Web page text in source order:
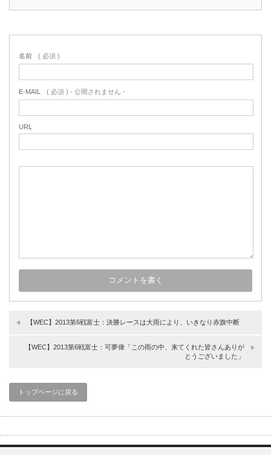
名前 ( 必須 )
E-MAIL ( 必須 ) - 公開されません -
URL
【WEC】2013第6戦富士：決勝レースは大雨により、いきなり赤旗中断
【WEC】2013第6戦富士：可夢偉「この雨の中、来てくれた皆さんありが
とうございました」
トップページに戻る